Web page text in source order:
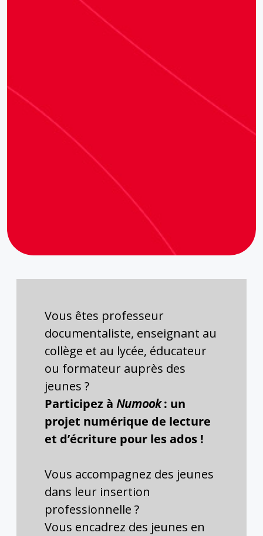
Vous êtes professeur
documentaliste, enseignant au
collège et au lycée, éducateur
ou formateur auprès des
jeunes ?
Participez à Numook: un
projet numérique de lecture
et d’écriture pour les ados !
Vous accompagnez des jeunes
dans leur insertion
professionnelle ?
Vous encadrez des jeunes en